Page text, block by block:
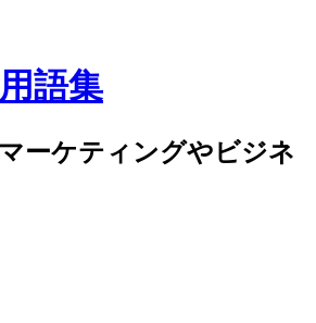
ーケティングやビジネ